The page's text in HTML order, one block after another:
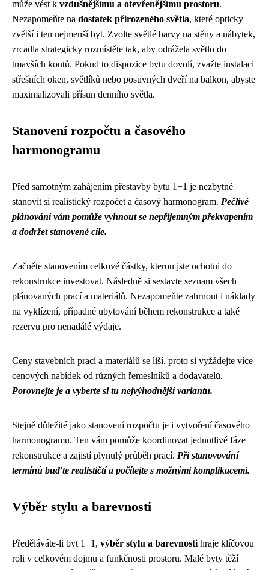
může vést k vzdušnějšímu a otevřenějšímu prostoru.
Nezapomeňte na dostatek přirozeného světla, které opticky
zvětší i ten nejmenší byt. Zvolte světlé barvy na stěny a nábytek,
zrcadla strategicky rozmístěte tak, aby odrážela světlo do
tmavších koutů. Pokud to dispozice bytu dovolí, zvažte instalaci
střešních oken, světlíků nebo posuvných dveří na balkon, abyste
maximalizovali přísun denního světla.
Stanovení rozpočtu a časového
harmonogramu
Před samotným zahájením přestavby bytu 1+1 je nezbytné
stanovit si realistický rozpočet a časový harmonogram. Pečlivé
plánování vám pomůže vyhnout se nepříjemným překvapením
a dodržet stanovené cíle.
Začněte stanovením celkové částky, kterou jste ochotni do
rekonstrukce investovat. Následně si sestavte seznam všech
plánovaných prací a materiálů. Nezapomeňte zahrnout i náklady
na vyklízení, případné ubytování během rekonstrukce a také
rezervu pro nenadálé výdaje.
Ceny stavebních prací a materiálů se liší, proto si vyžádejte více
cenových nabídek od různých řemeslníků a dodavatelů.
Porovnejte je a vyberte si tu nejvýhodnější variantu.
Stejně důležité jako stanovení rozpočtu je i vytvoření časového
harmonogramu. Ten vám pomůže koordinovat jednotlivé fáze
rekonstrukce a zajistí plynulý průběh prací. Při stanovování
termínů buďte realističtí a počítejte s možnými komplikacemi.
Výběr stylu a barevnosti
Předěláváte-li byt 1+1, výběr stylu a barevnosti hraje klíčovou
roli v celkovém dojmu a funkčnosti prostoru. Malé byty těží